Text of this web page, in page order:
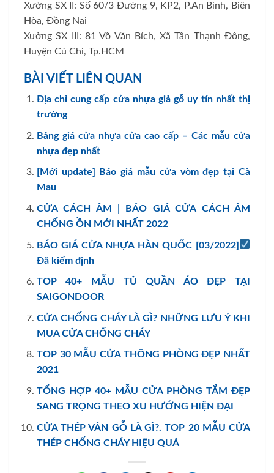
Xưởng SX II: Số 60/3 Đường 9, KP2, P.An Bình, Biên
Hòa, Đồng Nai
Xưởng SX III: 81 Võ Văn Bích, Xã Tân Thạnh Đông,
Huyện Củ Chi, Tp.HCM
BÀI VIẾT LIÊN QUAN
Địa chỉ cung cấp cửa nhựa giả gỗ uy tín nhất thị
trường
Bảng giá cửa nhựa cửa cao cấp – Các mẫu cửa
nhựa đẹp nhất
[Mới update] Báo giá mẫu cửa vòm đẹp tại Cà
Mau
CỬA CÁCH ÂM | BÁO GIÁ CỬA CÁCH ÂM
CHỐNG ỒN MỚI NHẤT 2022
BÁO GIÁ CỬA NHỰA HÀN QUỐC [03/2022]
Đã kiểm định
TOP 40+ MẪU TỦ QUẦN ÁO ĐẸP TẠI
SAIGONDOOR
CỬA CHỐNG CHÁY LÀ GÌ? NHỮNG LƯU Ý KHI
MUA CỬA CHỐNG CHÁY
TOP 30 MẪU CỬA THÔNG PHÒNG ĐẸP NHẤT
2021
TỔNG HỢP 40+ MẪU CỬA PHÒNG TẮM ĐẸP
SANG TRỌNG THEO XU HƯỚNG HIỆN ĐẠI
CỬA THÉP VÂN GỖ LÀ GÌ?. TOP 20 MẪU CỬA
THÉP CHỐNG CHÁY HIỆU QUẢ